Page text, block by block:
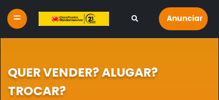
Anunciar
QUER VENDER? ALUGAR?
TROCAR?